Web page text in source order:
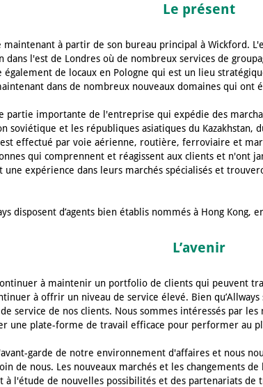
Le présent
à partir de son bureau principal à Wickford.
dans l'est de Londres où de nombreux services de
également de locaux en Pologne qui est un lieu
dans de nombreux nouveaux domaines qui ont
partie importante de l'entreprise qui expédie des
soviétique et les républiques asiatiques du Kazakhstan,
est effectué par voie aérienne, routière, ferroviaire et
qui comprennent et réagissent aux clients et n'ont
une expérience dans leurs marchés spécialisés et
disposent d’agents bien établis nommés à Hong Kong,
L’avenir
à maintenir un portfolio de clients qui peuvent
à offrir un niveau de service élevé. Bien
service de nos clients. Nous sommes intéressés par
une plate-forme de travail efficace pour performer au
garde de notre environnement d'affaires et nous
de nous. Les nouveaux marchés et les changements
à l'étude de nouvelles possibilités et des partenariats